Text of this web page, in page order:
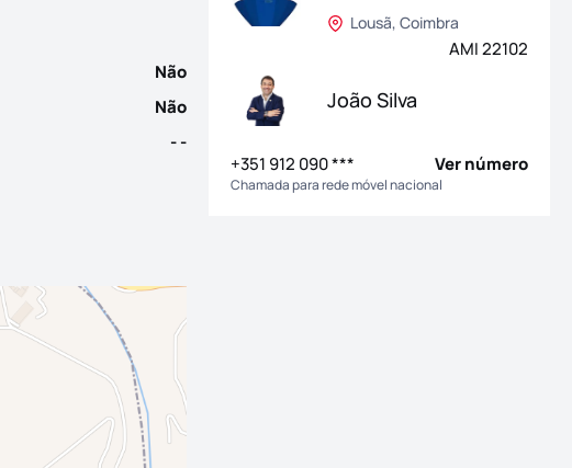
Não
Não
- -
Lousã, Coimbra
AMI 22102
João Silva
+351 912 090 *** Ver número
Chamada para rede móvel nacional